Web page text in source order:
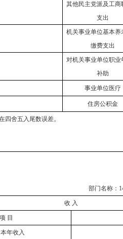
其他民主党派及工商
支出
机关事业单位基本养
缴费支出
对机关事业单位职业
补助
事业单位医疗
住房公积金
四舍五入尾数误差。
部门名称：
收 入
项 目
年收入